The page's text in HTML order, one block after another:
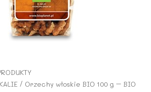
/ Orzechy włoskie BIO 100 g – BIO